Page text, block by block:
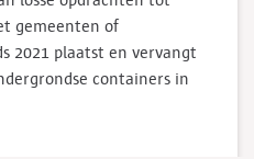
gemeenten of
2021 plaatst en vervangt
containers in